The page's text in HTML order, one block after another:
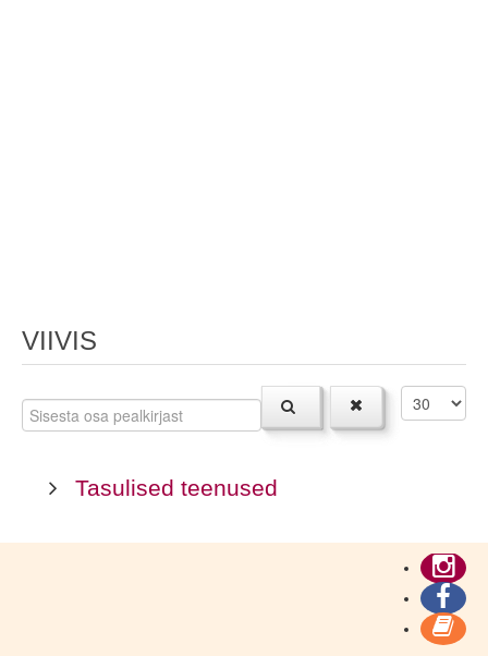
VIIVIS
Tasulised teenused